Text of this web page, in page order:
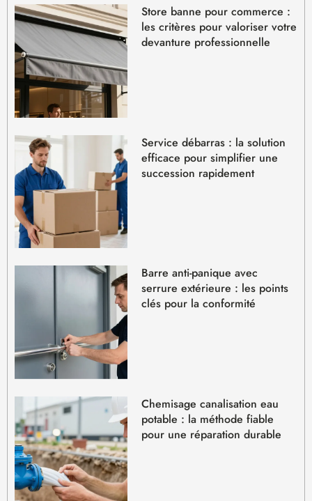
Store banne pour commerce :
les critères pour valoriser votre
devanture professionnelle
Service débarras : la solution
efficace pour simplifier une
succession rapidement
Barre anti-panique avec
serrure extérieure : les points
clés pour la conformité
Chemisage canalisation eau
potable : la méthode fiable
pour une réparation durable